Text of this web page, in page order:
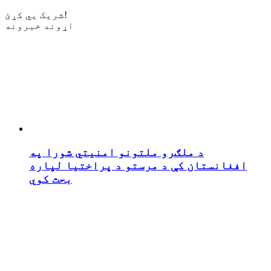
شریک یي کړئ!
اړوند خبرونه
د ملګرو ملتونو امنیتي شورا په
افغانستان کې د مرستو د پراختیا لپاره
بحث کوي